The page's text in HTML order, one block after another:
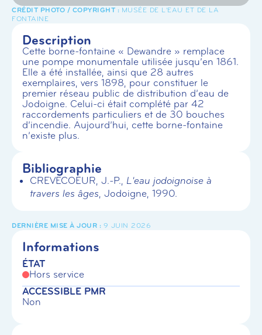
MUSÉE DE L'EAU ET DE LA
FONTAINE
Description
Cette borne-fontaine « Dewandre » remplace
une pompe monumentale utilisée jusqu’en 1861.
Elle a été installée, ainsi que 28 autres
exemplaires, vers 1898, pour constituer le
premier réseau public de distribution d’eau de
Jodoigne. Celui-ci était complété par 42
raccordements particuliers et de 30 bouches
d’incendie. Aujourd’hui, cette borne-fontaine
n’existe plus.
Bibliographie
CREVECOEUR, J.-P., L'eau jodoignoise à
travers les âges, Jodoigne, 1990.
9 JUIN 2026
Informations
ÉTAT
Hors service
ACCESSIBLE PMR
Non